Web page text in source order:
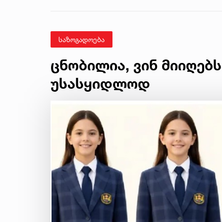
საზოგადოება
ცნობილია, ვინ
უსასყიდლოდ